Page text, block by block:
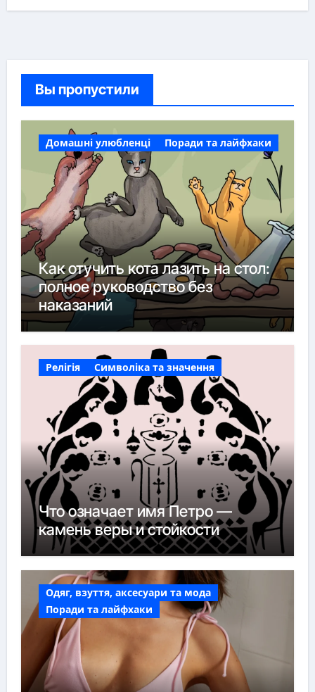
Вы пропустили
Домашні улюбленці Поради та лайфхаки
Как отучить кота лазить на стол:
полное руководство без
наказаний
Релігія Символіка та значення
Что означает имя Петро —
камень веры и стойкости
Одяг, взуття, аксесуари та мода
Поради та лайфхаки